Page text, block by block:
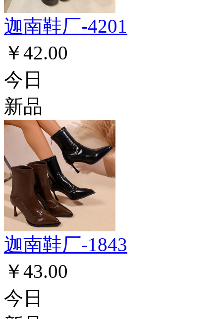
迦南鞋厂-4201
￥42.00
今日
新品
迦南鞋厂-1843
￥43.00
今日